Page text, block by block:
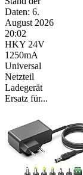
Daten: 6.
August 2026
20:02
HKY 24V
1250mA
Universal
Netzteil
Ladegerät
Ersatz für...